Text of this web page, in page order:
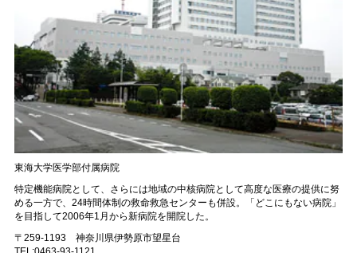
東海大学医学部付属病院
特定機能病院として、さらには地域の中核病院として高度な医療の提供に努
める一方で、24時間体制の救命救急センターも併設。「どこにもない病院」
を目指して2006年1月から新病院を開院した。
〒259-1193 神奈川県伊勢原市望星台